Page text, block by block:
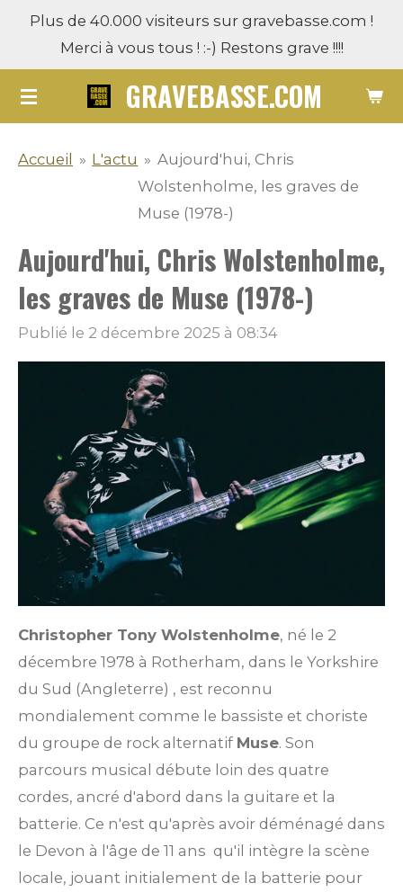
Passer
contenu
principal
GRAVEBASSE.COM
Plus de 40.000 visiteurs sur gravebasse.com !
Merci à vous tous ! :-) Restons grave !!!!
Accueil » L'actu » Aujourd'hui, Chris
Wolstenholme, les graves de
Muse (1978-)
Aujourd'hui, Chris Wolstenholme,
les graves de Muse (1978-)
Publié le 2 décembre 2025 à 08:34
Christopher Tony Wolstenholme, né le 2
décembre 1978 à Rotherham, dans le Yorkshire
du Sud (Angleterre) , est reconnu
mondialement comme le bassiste et choriste
du groupe de rock alternatif Muse. Son
parcours musical débute loin des quatre
cordes, ancré d'abord dans la guitare et la
batterie. Ce n'est qu'après avoir déménagé dans
le Devon à l'âge de 11 ans qu'il intègre la scène
locale, jouant initialement de la batterie pour